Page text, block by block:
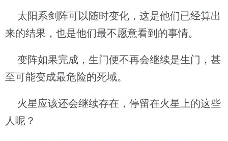
太阳系剑阵可以随时变化，这是他们已经算出
来的结果，也是他们最不愿意看到的事情。
变阵如果完成，生门便不再会继续是生门，甚
至可能变成最危险的死域。
火星应该还会继续存在，停留在火星上的这些
人呢？